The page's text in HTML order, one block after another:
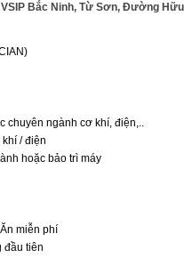
Bắc Ninh, Từ Sơn, Đường
chuyên ngành cơ khí, điện,..
/ điện
hoặc bảo trì máy
miễn phí
đầu tiên